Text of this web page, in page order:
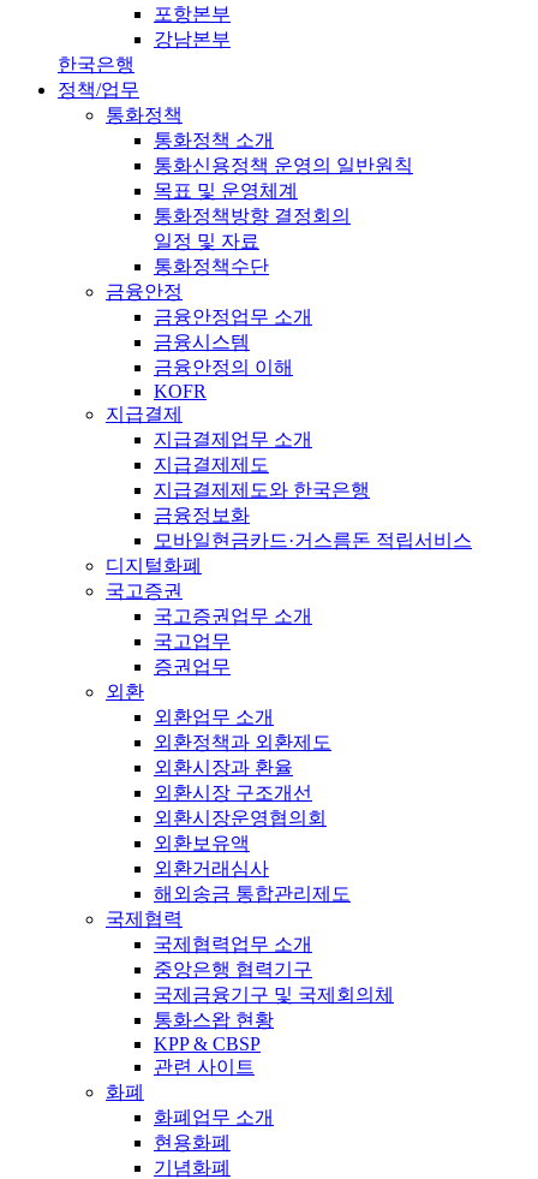
포항본부
강남본부
한국은행
정책/업무
통화정책
통화정책 소개
통화신용정책 운영의 일반원칙
목표 및 운영체계
통화정책방향 결정회의
일정 및 자료
통화정책수단
금융안정
금융안정업무 소개
금융시스템
금융안정의 이해
KOFR
지급결제
지급결제업무 소개
지급결제제도
지급결제제도와 한국은행
금융정보화
모바일현금카드·거스름돈 적립서비스
디지털화폐
국고증권
국고증권업무 소개
국고업무
증권업무
외환
외환업무 소개
외환정책과 외환제도
외환시장과 환율
외환시장 구조개선
외환시장운영협의회
외환보유액
외환거래심사
해외송금 통합관리제도
국제협력
국제협력업무 소개
중앙은행 협력기구
국제금융기구 및 국제회의체
통화스왑 현황
KPP & CBSP
관련 사이트
화폐
화폐업무 소개
현용화폐
기념화폐